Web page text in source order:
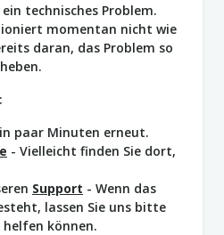
technisches Problem.
momentan nicht wie
daran, das Problem so
paar Minuten erneut.
- Vielleicht finden Sie dort,
Support - Wenn das
lassen Sie uns bitte
helfen können.